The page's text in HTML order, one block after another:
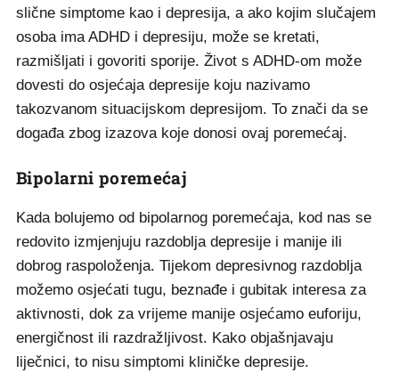
slične simptome kao i depresija, a ako kojim slučajem
osoba ima ADHD i depresiju, može se kretati,
razmišljati i govoriti sporije. Život s ADHD-om može
dovesti do osjećaja depresije koju nazivamo
takozvanom situacijskom depresijom. To znači da se
događa zbog izazova koje donosi ovaj poremećaj.
Bipolarni poremećaj
Kada bolujemo od bipolarnog poremećaja, kod nas se
redovito izmjenjuju razdoblja depresije i manije ili
dobrog raspoloženja. Tijekom depresivnog razdoblja
možemo osjećati tugu, beznađe i gubitak interesa za
aktivnosti, dok za vrijeme manije osjećamo euforiju,
energičnost ili razdražljivost. Kako objašnjavaju
liječnici, to nisu simptomi kliničke depresije.